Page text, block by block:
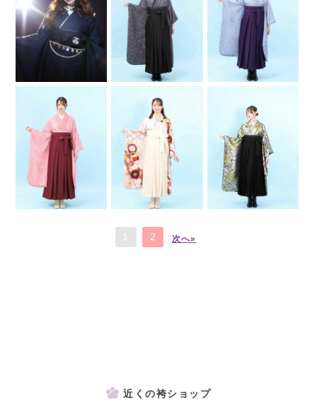
2 次へ»
近くの袴ショップ